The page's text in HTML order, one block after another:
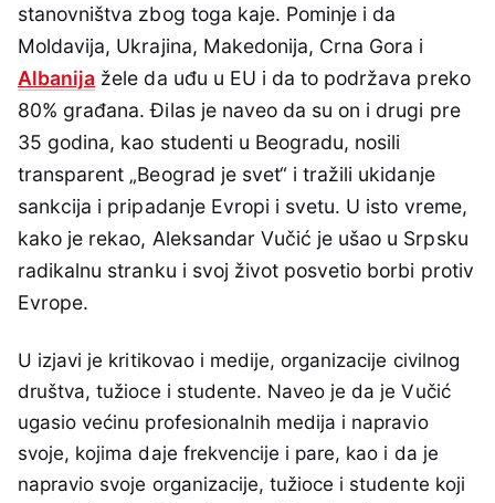
stanovništva zbog toga kaje. Pominje i da
Moldavija, Ukrajina, Makedonija, Crna Gora i
Albanija žele da uđu u EU i da to podržava preko
80% građana. Đilas je naveo da su on i drugi pre
35 godina, kao studenti u Beogradu, nosili
transparent „Beograd je svet“ i tražili ukidanje
sankcija i pripadanje Evropi i svetu. U isto vreme,
kako je rekao, Aleksandar Vučić je ušao u Srpsku
radikalnu stranku i svoj život posvetio borbi protiv
Evrope.
U izjavi je kritikovao i medije, organizacije civilnog
društva, tužioce i studente. Naveo je da je Vučić
ugasio većinu profesionalnih medija i napravio
svoje, kojima daje frekvencije i pare, kao i da je
napravio svoje organizacije, tužioce i studente koji